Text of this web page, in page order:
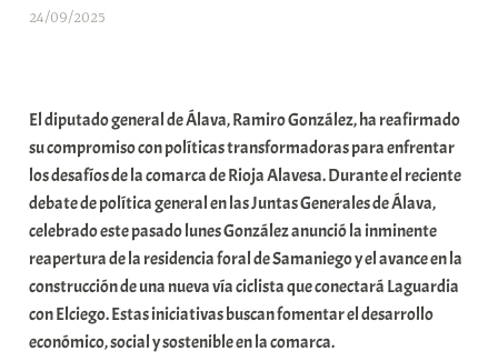
24/09/2025
a
r
E
r
r
i
o
x
a
El diputado general de Álava, Ramiro González, ha reafirmado
su compromiso con políticas transformadoras para enfrentar
los desafíos de la comarca de Rioja Alavesa. Durante el reciente
debate de política general en las Juntas Generales de Álava,
celebrado este pasado lunes González anunció la inminente
reapertura de la residencia foral de Samaniego y el avance en la
construcción de una nueva vía ciclista que conectará Laguardia
con Elciego. Estas iniciativas buscan fomentar el desarrollo
económico, social y sostenible en la comarca.